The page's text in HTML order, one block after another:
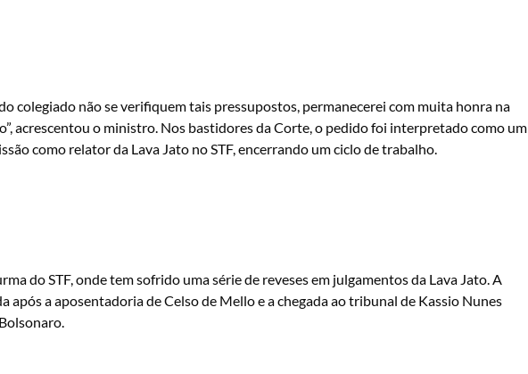
colegiado não se verifiquem tais pressupostos, permanecerei com muita honra na
acrescentou o ministro. Nos bastidores da Corte, o pedido foi interpretado como um
como relator da Lava Jato no STF, encerrando um ciclo de trabalho.
do STF, onde tem sofrido uma série de reveses em julgamentos da Lava Jato. A
após a aposentadoria de Celso de Mello e a chegada ao tribunal de Kassio Nunes